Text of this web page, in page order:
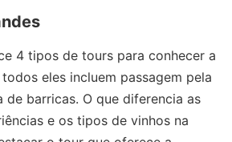
4 tipos de tours para conhecer a
eles incluem passagem pela
de barricas. O que diferencia as
e os tipos de vinhos na